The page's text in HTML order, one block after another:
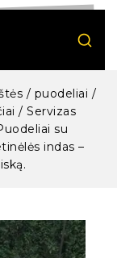
/ puodeliai /
/ Servizas
su
indas –